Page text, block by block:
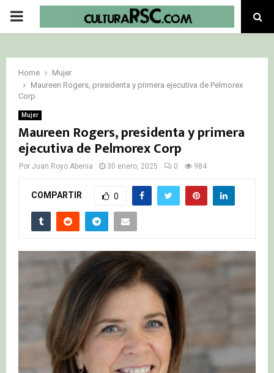
PRIMARY
Home
Mujer
Maureen Rogers, presidenta y primera ejecutiva de Pelmorex
Corp
Mujer
Maureen Rogers, presidenta y primera
ejecutiva de Pelmorex Corp
Por Juan Royo Abenia 30 enero, 2025 0 984
COMPARTIR 0